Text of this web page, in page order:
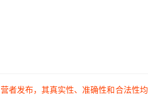
者发布，其真实性、准确性和合法性